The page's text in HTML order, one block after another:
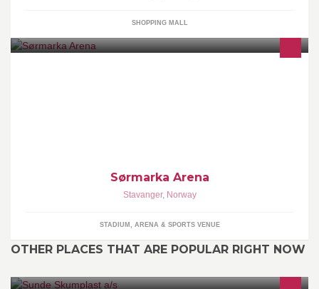
SHOPPING MALL
Sørmarka Arena
Stavanger, Norway
STADIUM, ARENA & SPORTS VENUE
OTHER PLACES THAT ARE POPULAR RIGHT NOW